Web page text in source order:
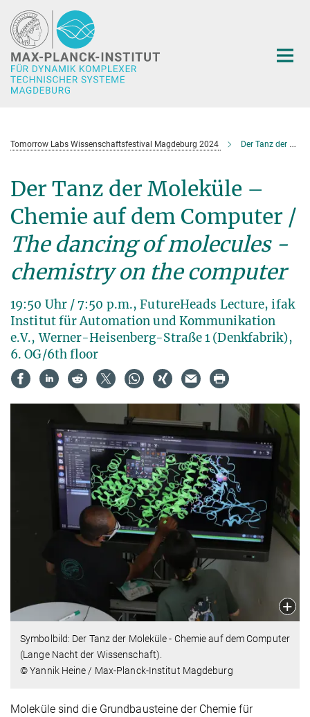
Hauptinhalt
Tomorrow Labs Wissenschaftsfestival Magdeburg 2024 Der Tanz der Moleküle – Chemie auf dem Computer
Der Tanz der Moleküle –
Chemie auf dem Computer /
The dancing of molecules -
chemistry on the computer
19:50 Uhr / 7:50 p.m., FutureHeads Lecture, ifak
Institut für Automation und Kommunikation
e.V., Werner-Heisenberg-Straße 1 (Denkfabrik),
6. OG/6th floor
Symbolbild: Der Tanz der Moleküle - Chemie auf dem Computer
(Lange Nacht der Wissenschaft).
© Yannik Heine / Max-Planck-Institut Magdeburg
Moleküle sind die Grundbausteine der Chemie für